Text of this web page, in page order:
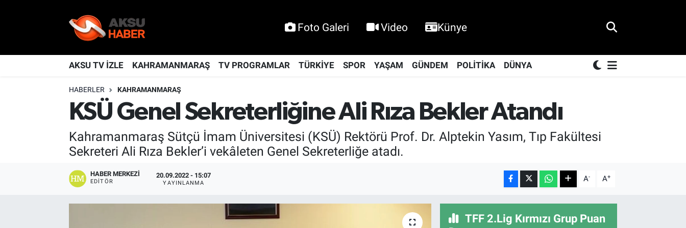
Foto Galeri Video Künye
AKSU TV İZLE KAHRAMANMARAŞ TV PROGRAMLAR TÜRKİYE SPOR YAŞAM GÜNDEM POLİTİKA DÜNYA
HABERLER KAHRAMANMARAŞ
KSÜ Genel Sekreterliğine Ali Rıza Bekler Atandı
Kahramanmaraş Sütçü İmam Üniversitesi (KSÜ) Rektörü Prof. Dr. Alptekin Yasım, Tıp Fakültesi
Sekreteri Ali Rıza Bekler’i vekâleten Genel Sekreterliğe atadı.
HABER MERKEZI
EDITÖR
20.09.2022 - 15:07
YAYINLANMA A- A+
TFF 2.Lig Kırmızı Grup Puan
KAHRAMANMARAŞ
Nöbetçi Eczaneler
Hava Durumu
Kahramanmaraş Namaz Vakitleri
Trafik Durumu
TFF 2.Lig Kırmızı Grup Puan Durumu ve Fikstür
Tüm Manşetler